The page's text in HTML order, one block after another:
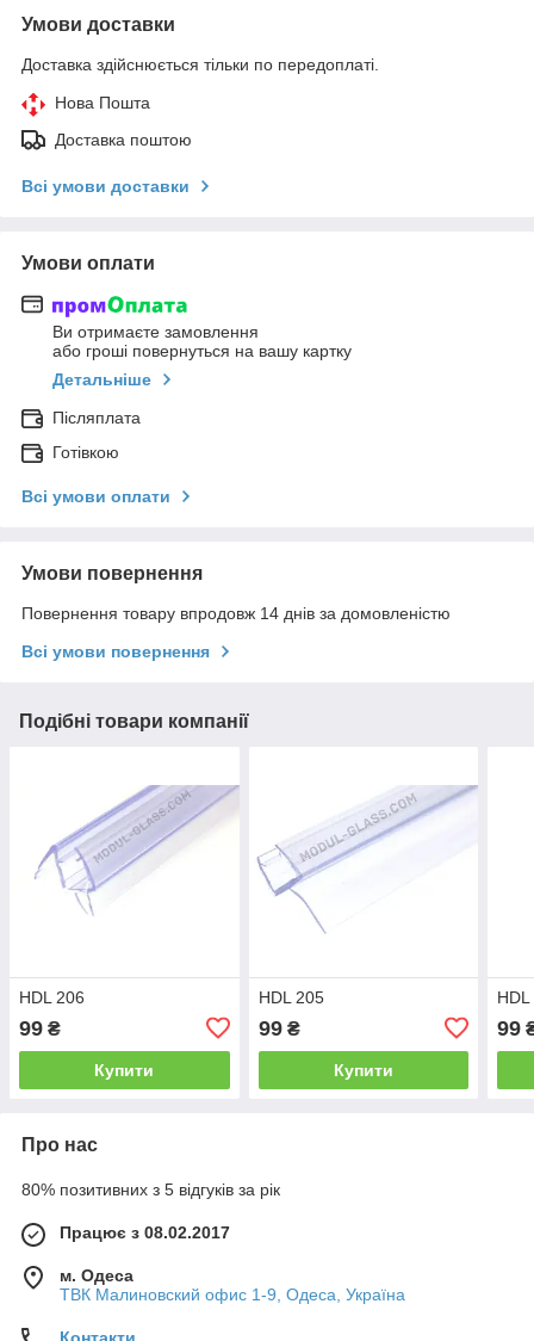
Умови доставки
Доставка здійснюється тільки по передоплаті.
Нова Пошта
Доставка поштою
Всі умови доставки
Умови оплати
Ви отримаєте замовлення
або гроші повернуться на вашу картку
Детальніше
Післяплата
Готівкою
Всі умови оплати
Умови повернення
Повернення товару впродовж 14 днів за домовленістю
Всі умови повернення
Подібні товари компанії
HDL 206
99 ₴
Купити
HDL 205
99₴
Купити
99
Про нас
80% позитивних з 5 відгуків за рік
Працює з 08.02.2017
м. Одеса
ТВК Малиновский офис 1-9, Одеса, Україна